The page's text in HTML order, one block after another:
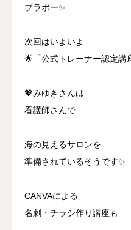
ブラボー✨
次回はいよいよ
🌟「公式トレーナー認定講
💖みゆきさんは
看護師さんで
海の見えるサロンを
準備されているそうです✨
CANVAによる
名刺・チラシ作り講座も